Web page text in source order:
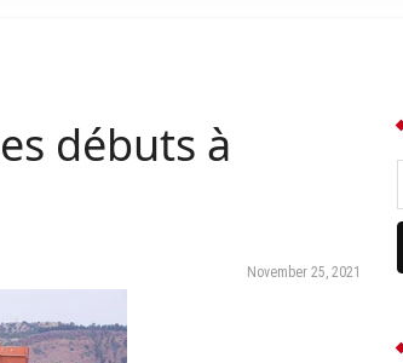
débuts à
November 25, 2021